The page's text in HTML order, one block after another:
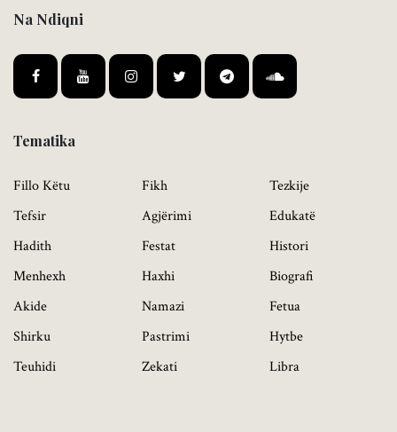
Na Ndiqni
Tematika
Fillo Këtu
Tefsir
Hadith
Menhexh
Akide
Shirku
Teuhidi
Fikh
Agjërimi
Festat
Haxhi
Namazi
Pastrimi
Zekati
Tezkije
Edukatë
Histori
Biografi
Fetua
Hytbe
Libra